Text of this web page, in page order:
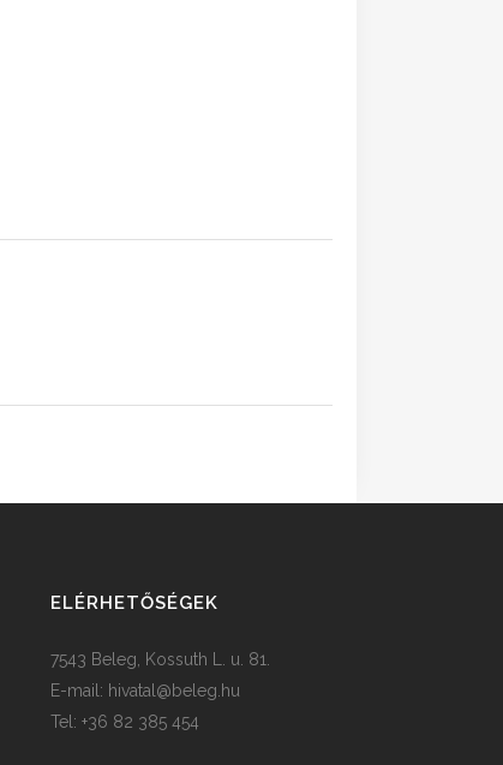
ELÉRHETŐSÉGEK
7543 Beleg, Kossuth L. u. 81.
E-mail: hivatal@beleg.hu
Tel: +36 82 385 454